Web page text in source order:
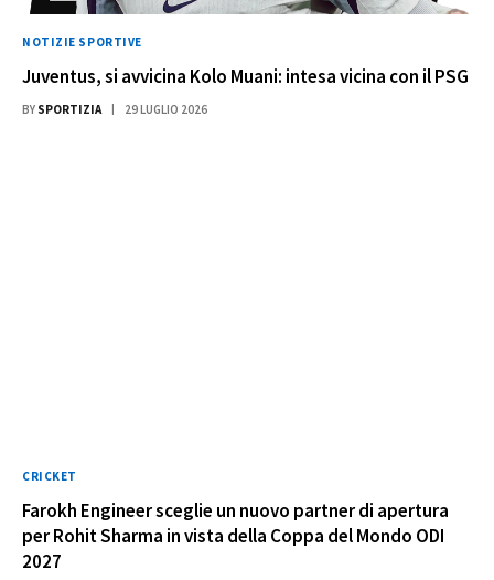
NOTIZIE SPORTIVE
Juventus, si avvicina Kolo Muani: intesa vicina con il PSG
BY SPORTIZIA 29 LUGLIO 2026
CRICKET
Farokh Engineer sceglie un nuovo partner di apertura
per Rohit Sharma in vista della Coppa del Mondo ODI
2027